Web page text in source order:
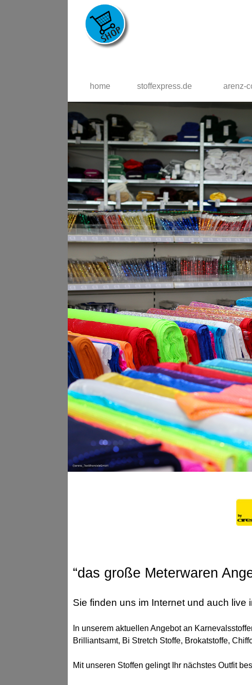
home stoffexpress.de arenz-
“das große Meterwaren
Sie finden uns im Internet und auch live
In unserem aktuellen Angebot an
Brilliantsamt, Bi Stretch Stoffe, Brokatstoffe,
Mit unseren Stoffen gelingt Ihr nächstes Outfit